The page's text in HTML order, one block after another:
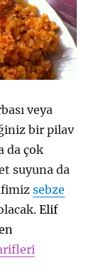
veya
bir pilav
da çok
suyuna da
sebze
Elif